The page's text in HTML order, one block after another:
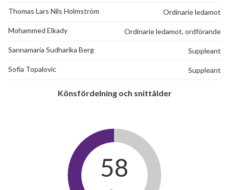
Thomas Lars Nils Holmström Ordinarie ledamot
Mohammed Elkady Ordinarie ledamot, ordförande
Sannamaria Sudharika Berg Suppleant
Sofia Topalovic Suppleant
Könsfördelning och snittålder
58